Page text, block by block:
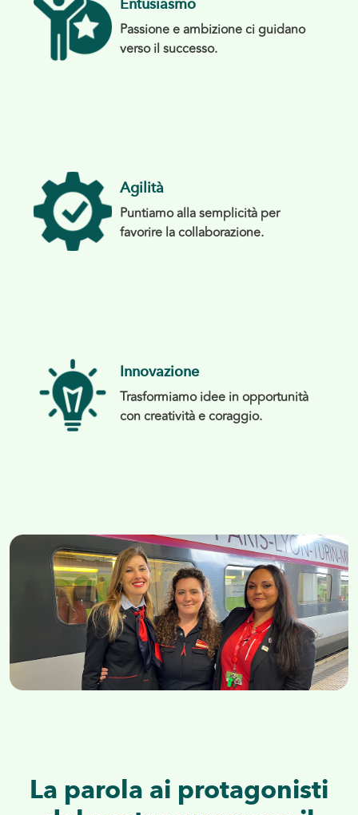
Entusiasmo
Passione e ambizione ci guidano
verso il successo.
Agilità
Puntiamo alla semplicità per
favorire la collaborazione.
Innovazione
Trasformiamo idee in opportunità
con creatività e coraggio.
La parola ai protagonisti